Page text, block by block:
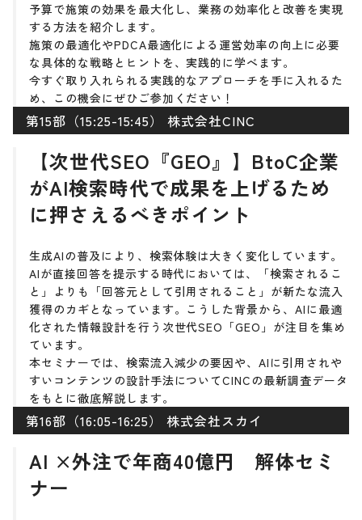
予算で施策の効果を最大化し、業務の効率化と改善を実現
する方法を紹介します。
施策の最適化やPDCA最適化による運営効率の向上に必要
な具体的な戦略とヒントを、実践的に学べます。
今すぐ取り入れられる実践的なアプローチを手に入れるた
め、この機会にぜひご参加ください！
第15部（15:25-15:45） 株式会社CINC
【次世代SEO『GEO』】BtoC企業
がAI検索時代で成果を上げるため
に押さえるべきポイント
生成AIの普及により、検索体験は大きく変化しています。
AIが直接回答を提示する時代においては、「検索されるこ
と」よりも「回答元として引用されること」が新たな流入
獲得のカギとなっています。こうした背景から、AIに最適
化された情報設計を行う次世代SEO「GEO」が注目を集め
ています。
本セミナーでは、検索流入減少の要因や、AIに引用されや
すいコンテンツの設計手法についてCINCの最新調査データ
をもとに徹底解説します。
第16部（16:05-16:25） 株式会社スカイ
AI ×外注で年商40億円 解体セミ
ナー